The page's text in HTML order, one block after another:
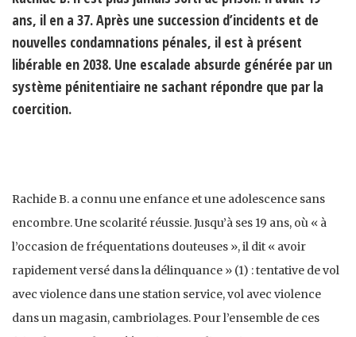
ans, il en a 37. Après une succession d’incidents et de
nouvelles condamnations pénales, il est à présent
libérable en 2038. Une escalade absurde générée par un
système pénitentiaire ne sachant répondre que par la
coercition.
Rachide B. a connu une enfance et une adolescence sans
encombre. Une scolarité réussie. Jusqu’à ses 19 ans, où « à
l’occasion de fréquentations douteuses », il dit « avoir
rapidement versé dans la délinquance » (1) : tentative de vol
avec violence dans une station service, vol avec violence
dans un magasin, cambriolages. Pour l’ensemble de ces